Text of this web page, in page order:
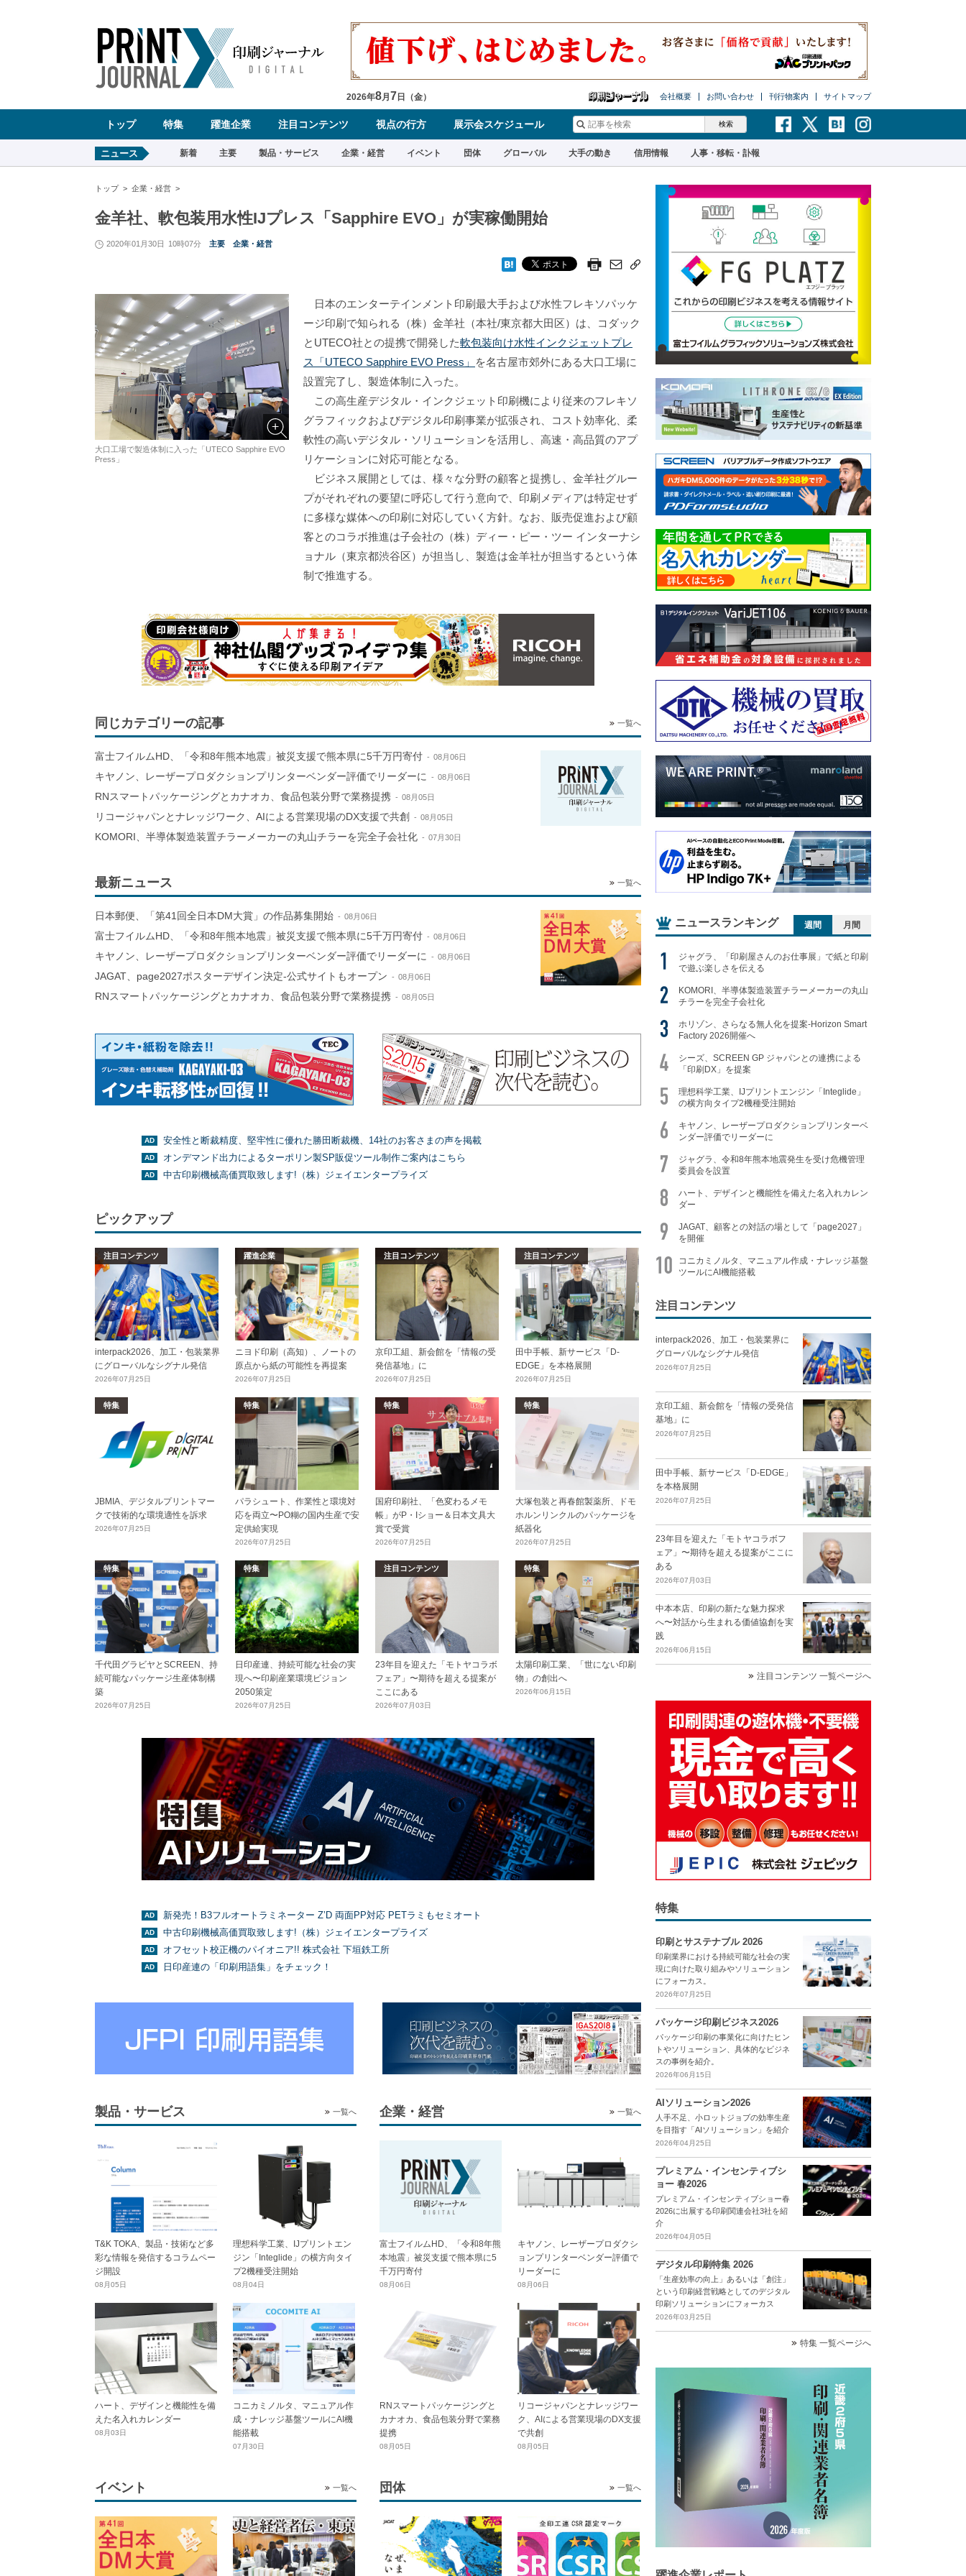
ア
ゲ
ン
2026年8月 7 日（金） 会社概要 お問い合わせ 刊行物案内 サイトマップ
トップ 特集 躍進企業 注目コンテンツ 視点の行方 展示会スケジュール
ニュース 新着 主要 製品・サービス 企業・経営 イベント 団体 グローバル 大手の動き 信用情報 人事・移転・訃報
トップ 企業・経営
金羊社、軟包装用水性IJプレス「Sapphire EVO」が実稼働開始
2020年01月30日 10時07分 主要 企業・経営
大口工場で製造体制に入った「UTECO Sapphire EVO
Press」
日本のエンターテインメント印刷最大手および水性フレキソパッケ
ージ印刷で知られる（株）金羊社（本社/東京都大田区）は、コダック
とUTECO社との提携で開発した軟包装向け水性インクジェットプレ
ス「UTECO Sapphire EVO Press」
を名古屋市郊外にある大口工場に
設置完了し、製造体制に入った。
この高生産デジタル・インクジェット印刷機により従来のフレキソ
グラフィックおよびデジタル印刷事業が拡張され、コスト効率化、柔
軟性の高いデジタル・ソリューションを活用し、高速・高品質のアプ
リケーションに対応可能となる。
ビジネス展開としては、様々な分野の顧客と提携し、金羊社グルー
プがそれぞれの要望に呼応して行う意向で、印刷メディアは特定せず
に多様な媒体への印刷に対応していく方針。なお、販売促進および顧
客とのコラボ推進は子会社の（株）ディー・ピー・ツー インターナシ
ョナル（東京都渋谷区）が担当し、製造は金羊社が担当するという体
制で推進する。
同じカテゴリーの記事 一覧へ
富士フイルムHD、「令和8年熊本地震」被災支援で熊本県に5千万円寄付 08月06日
キヤノン、レーザープロダクションプリンターベンダー評価でリーダーに 08月06日
RNスマートパッケージングとカナオカ、食品包装分野で業務提携 08月05日
リコージャパンとナレッジワーク、AIによる営業現場のDX支援で共創 08月05日
KOMORI、半導体製造装置チラーメーカーの丸山チラーを完全子会社化 07月30日
最新ニュース 一覧へ
日本郵便、「第41回全日本DM大賞」の作品募集開始 08月06日
富士フイルムHD、「令和8年熊本地震」被災支援で熊本県に5千万円寄付 08月06日
キヤノン、レーザープロダクションプリンターベンダー評価でリーダーに 08月06日
JAGAT、page2027ポスターデザイン決定-公式サイトもオープン 08月06日
RNスマートパッケージングとカナオカ、食品包装分野で業務提携 08月05日
安全性と断裁精度、堅牢性に優れた勝田断裁機、14社のお客さまの声を掲載
オンデマンド出力によるターポリン製SP販促ツール制作ご案内はこちら
中古印刷機械高価買取致します!（株）ジェイエンタープライズ
ピックアップ
注目コンテンツ
interpack2026、加工・包装業界
にグローバルなシグナル発信
2026年07月25日
躍進企業
ニヨド印刷（高知）、ノートの
原点から紙の可能性を再提案
2026年07月25日
注目コンテンツ
京印工組、新会館を「情報の受
発信基地」に
2026年07月25日
注目コンテンツ
田中手帳、新サービス「D-
EDGE」を本格展開
2026年07月25日
特集
JBMIA、デジタルプリントマー
クで技術的な環境適性を訴求
2026年07月25日
特集
パラシュート、作業性と環境対
応を両立〜PO糊の国内生産で安
定供給実現
2026年07月25日
特集
国府印刷社、「色変わるメモ
帳」がP・Iショー＆日本文具大
賞で受賞
2026年07月25日
特集
大塚包装と再春館製薬所、ドモ
ホルンリンクルのパッケージを
紙器化
2026年07月25日
特集
千代田グラビヤとSCREEN、持
続可能なパッケージ生産体制構
築
2026年07月25日
特集
日印産連、持続可能な社会の実
現へ〜印刷産業環境ビジョン
2050策定
2026年07月25日
注目コンテンツ
23年目を迎えた「モトヤコラボ
フェア」〜期待を超える提案が
ここにある
2026年07月03日
特集
太陽印刷工業、「世にない印刷
物」の創出へ
2026年06月15日
新発売！B3フルオートラミネーター Z’D 両面PP対応 PETラミもセミオート
中古印刷機械高価買取致します!（株）ジェイエンタープライズ
オフセット校正機のパイオニア!! 株式会社 下垣鉄工所
日印産連の「印刷用語集」をチェック！
製品・サービス 一覧へ
T&K TOKA、製品・技術など多
彩な情報を発信するコラムペー
ジ開設
08月05日
理想科学工業、IJプリントエン
ジン「Integlide」の横方向タイ
プ2機種受注開始
08月04日
ハート、デザインと機能性を備
えた名入れカレンダー
08月03日
コニカミノルタ、マニュアル作
成・ナレッジ基盤ツールにAI機
能搭載
07月30日
企業・経営 一覧へ
富士フイルムHD、「令和8年熊
本地震」被災支援で熊本県に5
千万円寄付
08月06日
キヤノン、レーザープロダクシ
ョンプリンターベンダー評価で
リーダーに
08月06日
RNスマートパッケージングと
カナオカ、食品包装分野で業務
提携
08月05日
リコージャパンとナレッジワー
ク、AIによる営業現場のDX支援
で共創
08月05日
イベント 一覧へ 団体 一覧へ
ニュースランキング 週間 月間
ジャグラ、「印刷屋さんのお仕事展」で紙と印刷
で遊ぶ楽しさを伝える
KOMORI、半導体製造装置チラーメーカーの丸山
チラーを完全子会社化
ホリゾン、さらなる無人化を提案-Horizon Smart
Factory 2026開催へ
シーズ、SCREEN GP ジャパンとの連携による
「印刷DX」を提案
理想科学工業、IJプリントエンジン「Integlide」
の横方向タイプ2機種受注開始
キヤノン、レーザープロダクションプリンターベ
ンダー評価でリーダーに
ジャグラ、令和8年熊本地震発生を受け危機管理
委員会を設置
ハート、デザインと機能性を備えた名入れカレン
ダー
JAGAT、顧客との対話の場として「page2027」
を開催
コニカミノルタ、マニュアル作成・ナレッジ基盤
ツールにAI機能搭載
注目コンテンツ
interpack2026、加工・包装業界に
グローバルなシグナル発信
2026年07月25日
京印工組、新会館を「情報の受発信
基地」に
2026年07月25日
田中手帳、新サービス「D-EDGE」
を本格展開
2026年07月25日
23年目を迎えた「モトヤコラボフ
ェア」〜期待を超える提案がここに
ある
2026年07月03日
中本本店、印刷の新たな魅力探求
へ〜対話から生まれる価値協創を実
践
2026年06月15日
注目コンテンツ 一覧ページへ
特集
印刷とサステナブル 2026
印刷業界における持続可能な社会の実
現に向けた取り組みやソリューション
にフォーカス。
2026年07月25日
パッケージ印刷ビジネス2026
パッケージ印刷の事業化に向けたヒン
トやソリューション、具体的なビジネ
スの事例を紹介。
2026年06月15日
AIソリューション2026
人手不足、小ロットジョブの効率生産
を目指す「AIソリューション」を紹介
2026年04月25日
プレミアム・インセンティブシ
ョー 春2026
プレミアム・インセンティブショー春
2026に出展する印刷関連会社3社を紹
介
2026年04月05日
デジタル印刷特集 2026
「生産効率の向上」あるいは「創注」
という印刷経営戦略としてのデジタル
印刷ソリューションにフォーカス
2026年03月25日
特集 一覧ページへ